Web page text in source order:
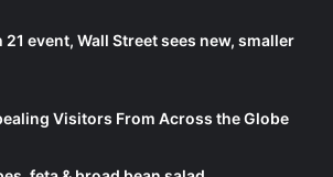
event, Wall Street sees new, smaller
Visitors From Across the Globe